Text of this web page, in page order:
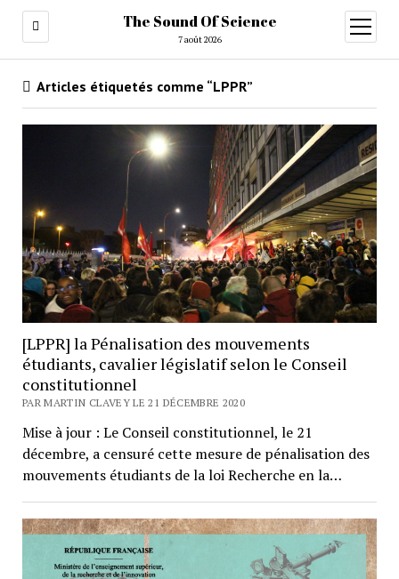
The Sound Of Science
7 août 2026
ouvrir
menu
Articles étiquetés comme “LPPR”
[LPPR] la Pénalisation des mouvements
étudiants, cavalier législatif selon le Conseil
constitutionnel
PAR MARTIN CLAVEY LE 21 DÉCEMBRE 2020
Mise à jour : Le Conseil constitutionnel, le 21
décembre, a censuré cette mesure de pénalisation des
mouvements étudiants de la loi Recherche en la…